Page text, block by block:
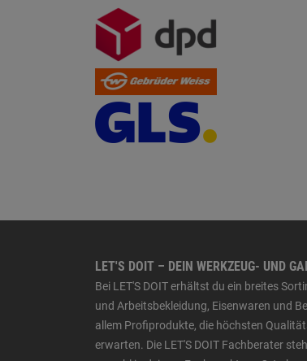
LET'S DOIT – DEIN WERKZEUG- UND
Bei LET'S DOIT erhältst du ein breites
und Arbeitsbekleidung, Eisenwaren und
allem Profiprodukte, die höchsten
erwarten. Die LET'S DOIT Fachberater